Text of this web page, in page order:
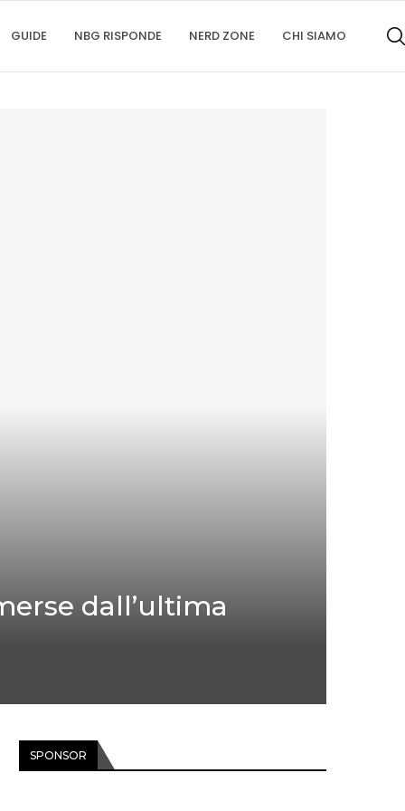
GUIDE NBG RISPONDE NERD ZONE CHI SIAMO
dall’ultima
SPONSOR